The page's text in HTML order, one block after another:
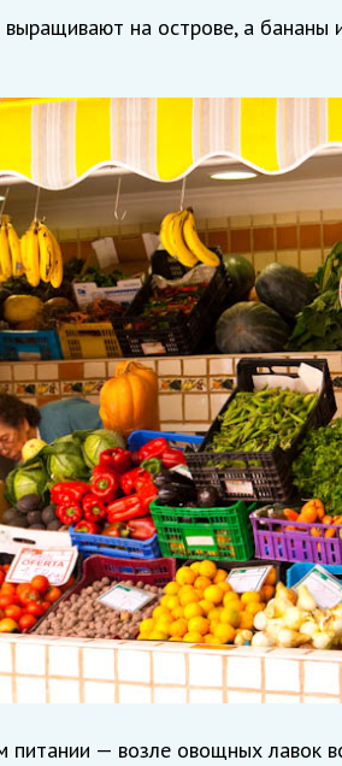
на острове, а бананы
— возле овощных лавок